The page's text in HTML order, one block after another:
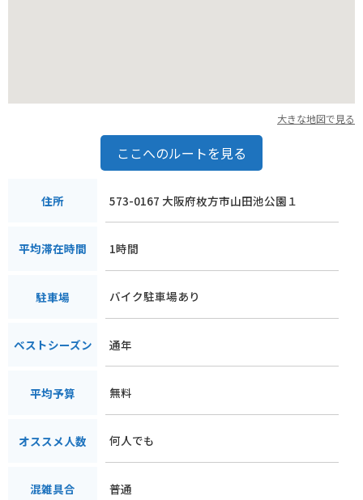
大きな地図で見る
ここへのルートを見る
住所 573-0167 大阪府枚方市山田池公園１
平均滞在時間 1時間
駐車場 バイク駐車場あり
ベストシーズン 通年
平均予算 無料
オススメ人数 何人でも
混雑具合 普通